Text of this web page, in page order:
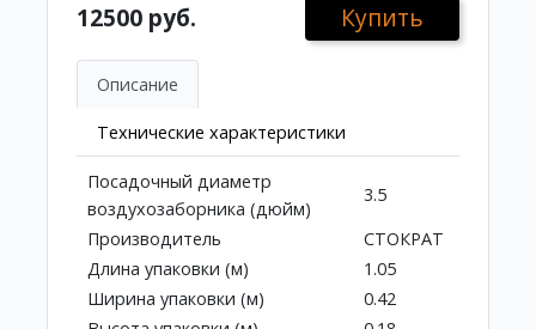
12500 руб. Купить
Описание
Технические характеристики
Посадочный диаметр
воздухозаборника (дюйм)
3.5
Производитель
СТОКРАТ
Длина упаковки (м)
1.05
Ширина упаковки (м)
0.42